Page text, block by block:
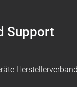
Support
Herstellerverband